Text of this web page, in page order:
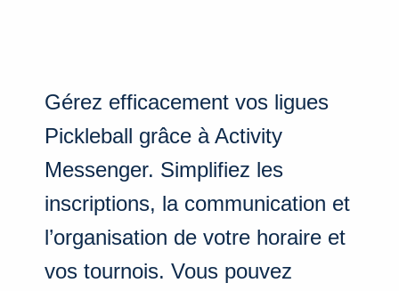
Gérez efficacement vos ligues
Pickleball grâce à Activity
Messenger. Simplifiez les
inscriptions, la communication et
l’organisation de votre horaire et
vos tournois. Vous pouvez